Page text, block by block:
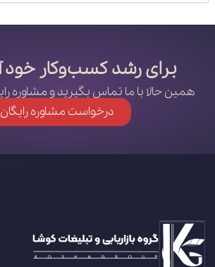
برای رشد کسب‌وکار خود
همین حالا با ما تماس بگیرید و مشاوره
درخواست مشاوره رایگان